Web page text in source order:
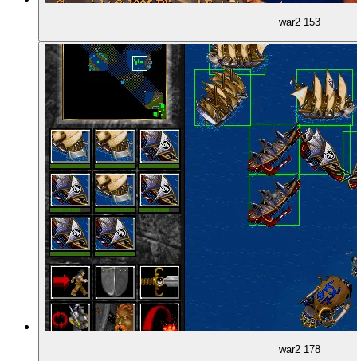
02:09:32 Missionen ohne Basisbau
02:11:15 Spielerfreundliche Entscheidungen: Spawn-
02:12:45 ... und Karten-Editor
02:14:56 Die Battlenet-Edition (1999)
02:15:26 Beyond the Dark Portal (1996)
02:16:20 Wo bekommt man das Spiel heute?
02:16:42 Warcraft 3 (2002)
war2 153
war2 178